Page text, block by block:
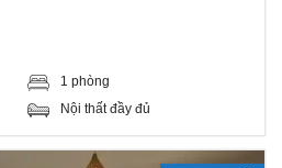
1 phòng
Nội thất đầy đủ